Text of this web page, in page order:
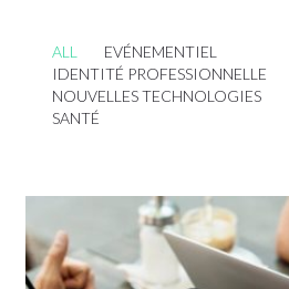
ALL
EVÉNEMENTIEL
IDENTITÉ PROFESSIONNELLE
NOUVELLES TECHNOLOGIES
SANTÉ